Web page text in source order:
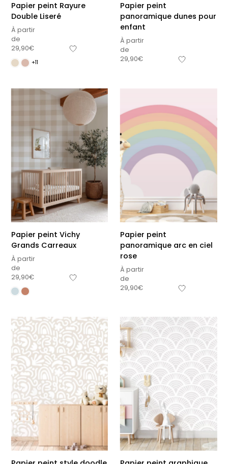
Papier peint Rayure
Double Liseré
À partir
de
29,90€
+11
Papier peint
panoramique dunes pour
enfant
À partir
de
29,90€
Papier peint Vichy
Grands Carreaux
À partir
de
29,90€
Papier peint
panoramique arc en ciel
rose
À partir
de
29,90€